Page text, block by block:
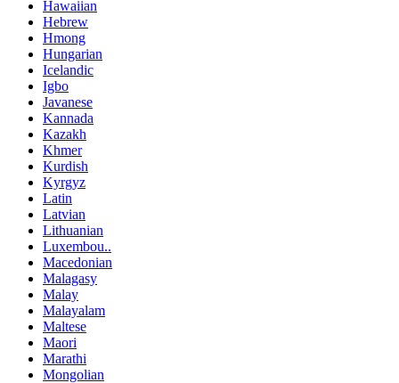
Hawaiian
Hebrew
Hmong
Hungarian
Icelandic
Igbo
Javanese
Kannada
Kazakh
Khmer
Kurdish
Kyrgyz
Latin
Latvian
Lithuanian
Luxembou..
Macedonian
Malagasy
Malay
Malayalam
Maltese
Maori
Marathi
Mongolian